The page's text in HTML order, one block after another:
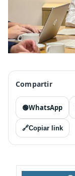
Compartir
🟢WhatsApp
🔗Copiar link